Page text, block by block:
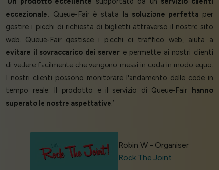
eccezionale. Queue-Fair è stata la soluzione perfetta per
gestire i picchi di richiesta di biglietti attraverso il nostro sito
web. Queue-Fair gestisce i picchi di traffico web, aiuta a
evitare il sovraccarico dei server e permette ai nostri clienti
di vedere facilmente che vengono messi in coda in modo equo.
I nostri clienti possono monitorare l'andamento delle code in
tempo reale. Il prodotto e il servizio di Queue-Fair
hanno
superato le nostre aspettative.’
Robin W - Organiser
Rock The Joint